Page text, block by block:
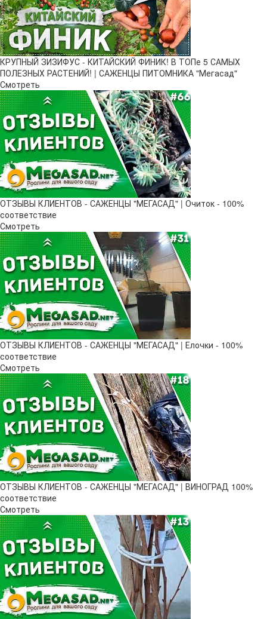
КРУПНЫЙ ЗИЗИФУС - КИТАЙСКИЙ ФИНИК! В ТОПе 5 САМЫХ
ПОЛЕЗНЫХ РАСТЕНИЙ! | САЖЕНЦЫ ПИТОМНИКА "Мегасад"
Смотреть
ОТЗЫВЫ КЛИЕНТОВ - САЖЕНЦЫ "МЕГАСАД" | Очиток - 100%
соответствие
Смотреть
ОТЗЫВЫ КЛИЕНТОВ - САЖЕНЦЫ "МЕГАСАД" | Елочки - 100%
соответствие
Смотреть
ОТЗЫВЫ КЛИЕНТОВ - САЖЕНЦЫ "МЕГАСАД" | ВИНОГРАД 100%
соответствие
Смотреть